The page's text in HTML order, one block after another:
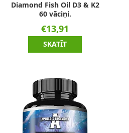
Diamond Fish Oil D3 & K2
60 vāciņi.
€13,91
SKATĪT